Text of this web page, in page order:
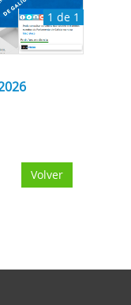
1 de 1
Volver